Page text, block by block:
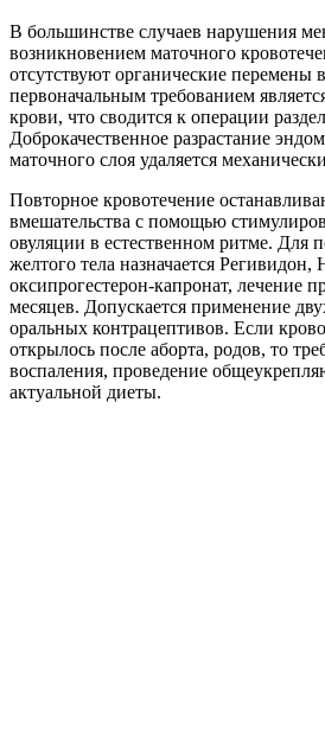
В большинстве случаев нарушения
возникновением маточного
отсутствуют органические перемены
первоначальным требованием
крови, что сводится к операции
Доброкачественное разрастание
маточного слоя удаляется
Повторное кровотечение
вмешательства с помощью
овуляции в естественном ритме. Для
желтого тела назначается Регивидон,
оксипрогестерон-капронат, лечение
месяцев. Допускается применение
оральных контрацептивов. Если
открылось после аборта, родов, то
воспаления, проведение
актуальной диеты.